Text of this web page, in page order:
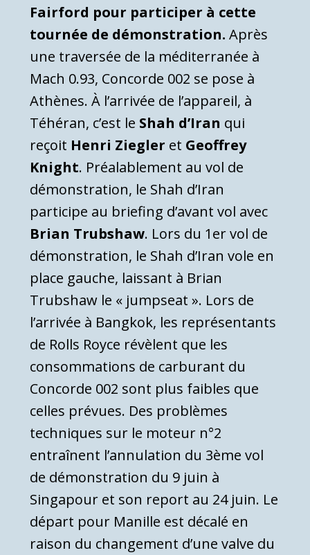
Fairford pour participer à cette
tournée de démonstration. Après
une traversée de la méditerranée à
Mach 0.93, Concorde 002 se pose à
Athènes. À l’arrivée de l’appareil, à
Téhéran, c’est le Shah d’Iran qui
reçoit Henri Ziegler et Geoffrey
Knight. Préalablement au vol de
démonstration, le Shah d’Iran
participe au briefing d’avant vol avec
Brian Trubshaw. Lors du 1er vol de
démonstration, le Shah d’Iran vole en
place gauche, laissant à Brian
Trubshaw le « jumpseat ». Lors de
l’arrivée à Bangkok, les représentants
de Rolls Royce révèlent que les
consommations de carburant du
Concorde 002 sont plus faibles que
celles prévues. Des problèmes
techniques sur le moteur n°2
entraînent l’annulation du 3ème vol
de démonstration du 9 juin à
Singapour et son report au 24 juin. Le
départ pour Manille est décalé en
raison du changement d’une valve du